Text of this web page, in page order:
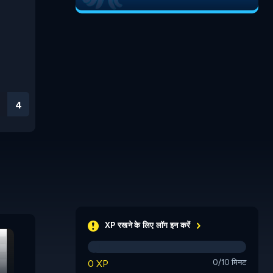
3
XP रखने के लिए लॉग इन करें
0 XP 0/10 मिनट